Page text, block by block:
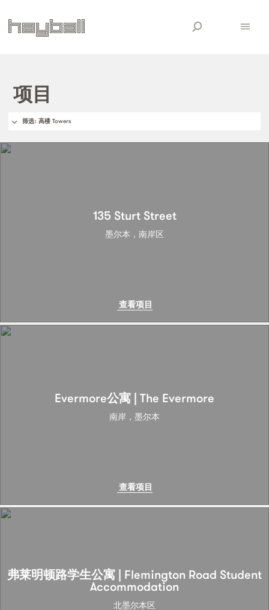
项目
筛选: 高楼 Towers
135 Sturt Street
墨尔本，南岸区
查看项目
Evermore公寓 | The Evermore
南岸，墨尔本
查看项目
弗莱明顿路学生公寓 | Flemington Road Student
Accommodation
北墨尔本区